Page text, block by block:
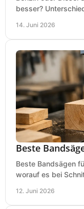
besser?
14. Juni 2026
Beste
Beste Bandsägen
worauf es bei
12. Juni 2026